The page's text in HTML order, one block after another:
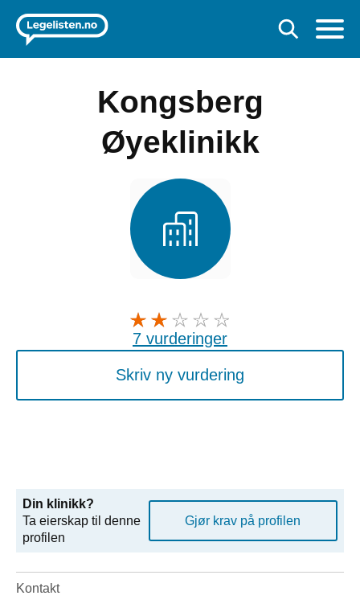
Kongsberg
Øyeklinikk
7 vurderinger
Skriv ny vurdering
Din klinikk?
Ta eierskap til denne
profilen
Gjør krav på profilen
Kontakt